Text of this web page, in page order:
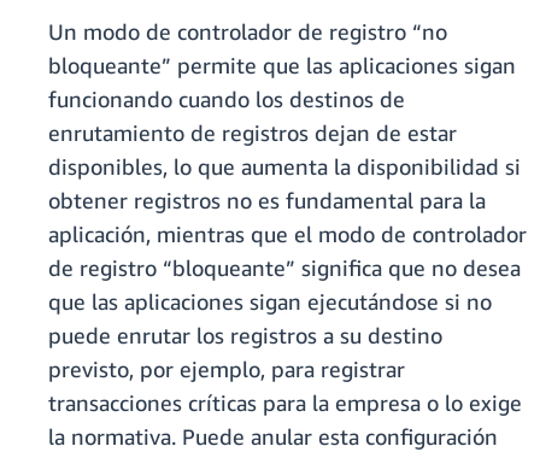
Un modo de controlador de registro “no
bloqueante” permite que las aplicaciones sigan
funcionando cuando los destinos de
enrutamiento de registros dejan de estar
disponibles, lo que aumenta la disponibilidad si
obtener registros no es fundamental para la
aplicación, mientras que el modo de controlador
de registro “bloqueante” significa que no desea
que las aplicaciones sigan ejecutándose si no
puede enrutar los registros a su destino
previsto, por ejemplo, para registrar
transacciones críticas para la empresa o lo exige
la normativa. Puede anular esta configuración